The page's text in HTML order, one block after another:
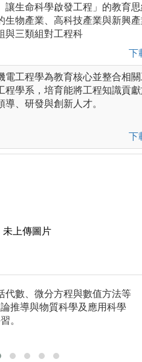
讓生命科學啟發工程」的教育
生物產業、高科技產業與新興
與三類組對工程科
下
電工程學為教育核心並整合相
程學系，培育能將工程知識貢
、研發與創新人才。
下
未上傳圖片
代數、微分方程與數值方法等
推導與物質科學及應用科學
。